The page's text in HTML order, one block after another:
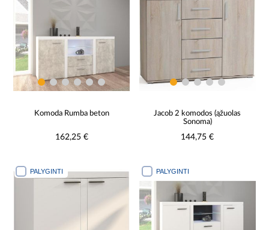
Komoda Rumba beton
162,25 €
Jacob 2 komodos (ąžuolas
Sonoma)
144,75 €
PALYGINTI PALYGINTI